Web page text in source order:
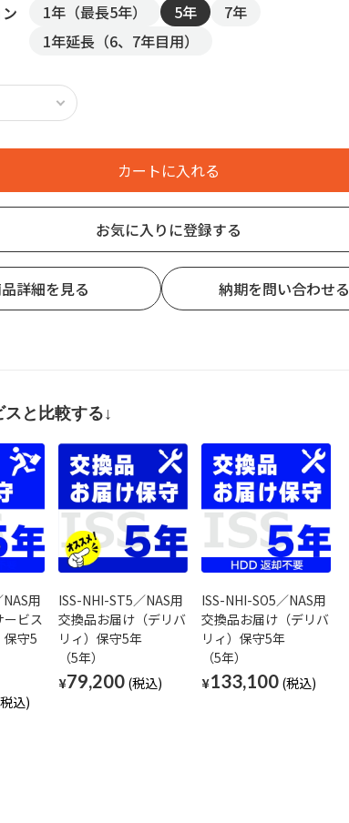
1年（最長5年） 5年
7年
1年延長（6、7年目用）
スと比較する↓
用
ービス
保守5
ISS-NHI-ST5／NAS用
交換品お届け（デリバ
リィ）保守5年
（5年）
¥79,200
ISS-NHI-SO5／NAS用
交換品お届け（デリバ
リィ）保守5年
（5年）
¥133,100
お気に入りに登録する
詳細を見る 納期を問い合わせる